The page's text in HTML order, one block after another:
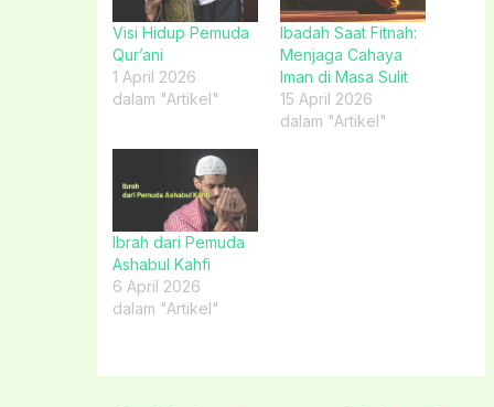
Visi Hidup Pemuda
Qur’ani
1 April 2026
dalam "Artikel"
Ibadah Saat Fitnah:
Menjaga Cahaya
Iman di Masa Sulit
15 April 2026
dalam "Artikel"
Ibrah dari Pemuda
Ashabul Kahfi
6 April 2026
dalam "Artikel"